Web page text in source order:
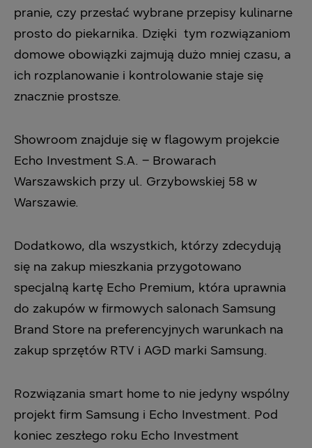
pranie, czy przesłać wybrane przepisy kulinarne
prosto do piekarnika. Dzięki tym rozwiązaniom
domowe obowiązki zajmują dużo mniej czasu, a
ich rozplanowanie i kontrolowanie staje się
znacznie prostsze.
Showroom znajduje się w flagowym projekcie
Echo Investment S.A. – Browarach
Warszawskich przy ul. Grzybowskiej 58 w
Warszawie.
Dodatkowo, dla wszystkich, którzy zdecydują
się na zakup mieszkania przygotowano
specjalną kartę Echo Premium, która uprawnia
do zakupów w firmowych salonach Samsung
Brand Store na preferencyjnych warunkach na
zakup sprzętów RTV i AGD marki Samsung.
Rozwiązania smart home to nie jedyny wspólny
projekt firm Samsung i Echo Investment. Pod
koniec zeszłego roku Echo Investment